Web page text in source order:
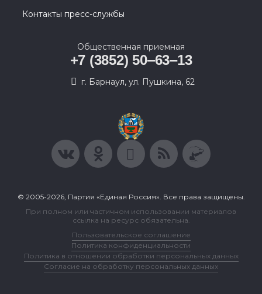
Контакты пресс-службы
Общественная приемная
+7 (3852) 50‒63‒13
г. Барнаул, ул. Пушкина, 62
© 2005-2026, Партия «Единая Россия». Все права защищены.
При полном или частичном использовании материалов
ссылка на ресурс обязательна.
Пользовательское соглашение
Политика конфиденциальности
Политика в отношении обработки персональных данных
Согласие на обработку персональных данных